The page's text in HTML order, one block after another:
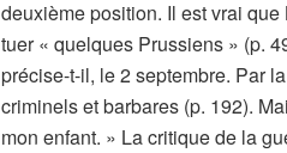
deuxième position. Il est vrai
tuer « quelques Prussiens » (p.
précise-t-il, le 2 septembre. Par
criminels et barbares (p. 192).
mon enfant. » La critique de la